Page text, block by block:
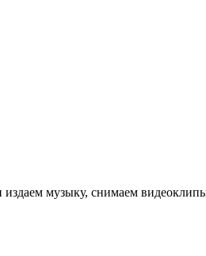
музыку, снимаем